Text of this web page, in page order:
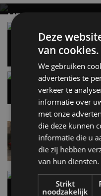
MET KORTING
AUTORAI REGELT
EV Experience 2026
moet je
28 mei
Gespot:
7 aug
speciale
6 aug
Carbon
en
Deze
van cookies.
We gebruiken
advertenties te
verkeer te
informatie over
met onze
die deze kunnen
informatie die u
die zij hebben
van hun diensten.
Strikt
noodzakelijk